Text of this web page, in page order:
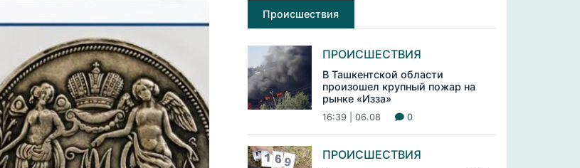
Происшествия
ПРОИСШЕСТВИЯ
В Ташкентской области
произошел крупный пожар на
рынке «Изза»
16:39 | 06.08 0
ПРОИСШЕСТВИЯ